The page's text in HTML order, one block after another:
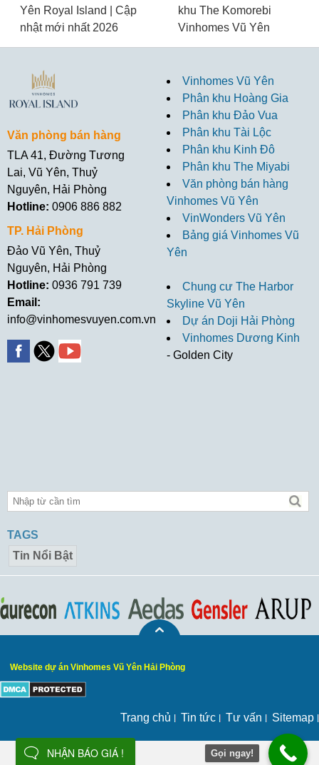
khu The Komorebi
Vinhomes Vũ Yên
Yên Royal Island | Cập
nhật mới nhất 2026
Văn phòng bán hàng
TLA 41, Đường Tương
Lai, Vũ Yên, Thuỷ
Nguyên, Hải Phòng
Hotline: 0906 886 882
TP. Hải Phòng
Đảo Vũ Yên, Thuỷ
Nguyên, Hải Phòng
Hotline: 0936 791 739
Email:
info@vinhomesvuyen.com.vn
Vinhomes Vũ Yên
Phân khu Hoàng Gia
Phân khu Đảo Vua
Phân khu Tài Lộc
Phân khu Kinh Đô
Phân khu The Miyabi
Văn phòng bán hàng
Vinhomes Vũ Yên
VinWonders Vũ Yên
Bảng giá Vinhomes Vũ
Yên
Chung cư The Harbor
Skyline Vũ Yên
Dự án Doji Hải Phòng
Vinhomes Dương Kinh
- Golden City
TAGS
Tin Nổi Bật
Website dự án Vinhomes Vũ Yên Hải Phòng
Trang chủ Tin tức Tư vấn Sitemap
Gọi ngay!
NHẬN BÁO GIÁ !